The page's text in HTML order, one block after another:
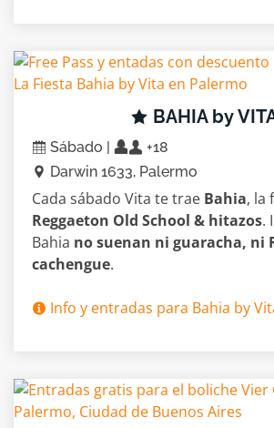
BAHIA by
Sábado |
+18
Darwin 1633, Palermo
Cada sábado Vita te trae Bahia, la
Reggaeton Old School & hitazos.
Bahia no suenan ni guaracha, ni
cachengue.
Info y entradas para Bahia by